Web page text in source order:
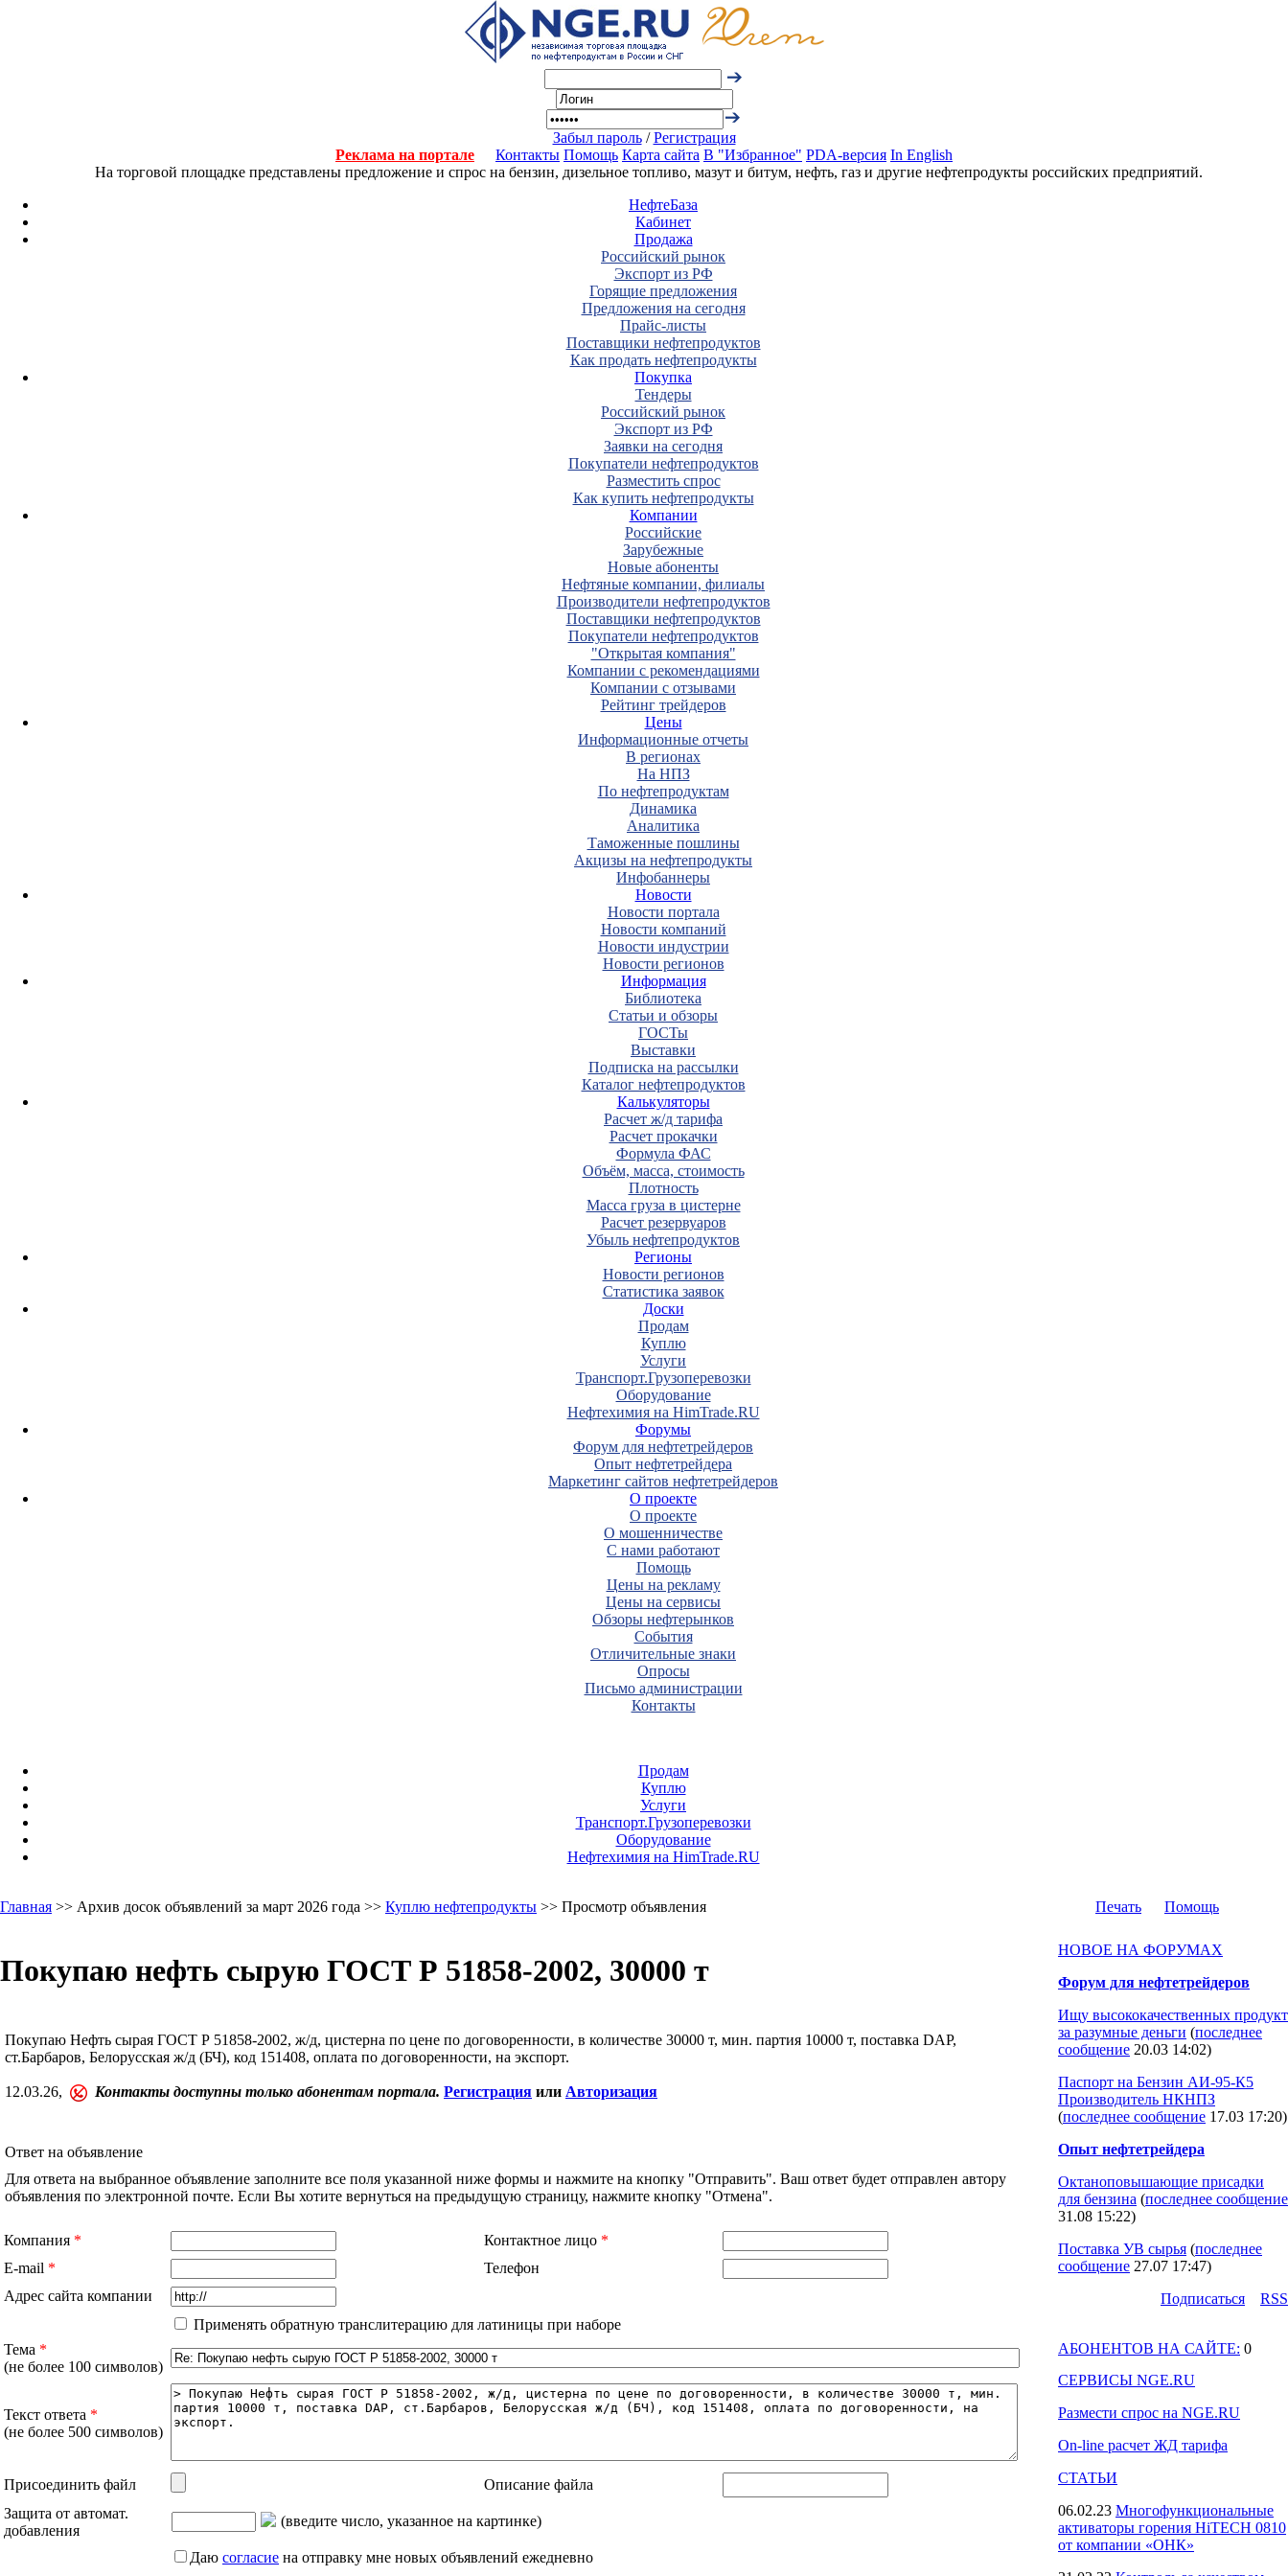
Забыл пароль/Регистрация
Реклама на портале
Контакты Помощь Карта сайта В "Избранное" PDA-версия In English
На торговой площадке представлены предложение и спрос на бензин, дизельное топливо, мазут и битум, нефть, газ и другие нефтепродукты российских предприятий.
НефтеБаза
Кабинет
Продажа
Российский рынок
Экспорт из РФ
Горящие предложения
Предложения на сегодня
Прайс-листы
Поставщики нефтепродуктов
Как продать нефтепродукты
Покупка
Тендеры
Российский рынок
Экспорт из РФ
Заявки на сегодня
Покупатели нефтепродуктов
Разместить спрос
Как купить нефтепродукты
Компании
Российские
Зарубежные
Новые абоненты
Нефтяные компании, филиалы
Производители нефтепродуктов
Поставщики нефтепродуктов
Покупатели нефтепродуктов
"Открытая компания"
Компании с рекомендациями
Компании с отзывами
Рейтинг трейдеров
Цены
Информационные отчеты
В регионах
На НПЗ
По нефтепродуктам
Динамика
Аналитика
Таможенные пошлины
Акцизы на нефтепродукты
Инфобаннеры
Новости
Новости портала
Новости компаний
Новости индустрии
Новости регионов
Информация
Библиотека
Статьи и обзоры
ГОСТы
Выставки
Подписка на рассылки
Каталог нефтепродуктов
Калькуляторы
Расчет ж/д тарифа
Расчет прокачки
Формула ФАС
Объём, масса, стоимость
Плотность
Масса груза в цистерне
Расчет резервуаров
Убыль нефтепродуктов
Регионы
Новости регионов
Статистика заявок
Доски
Продам
Куплю
Услуги
Транспорт.Грузоперевозки
Оборудование
Нефтехимия на HimTrade.RU
Форумы
Форум для нефтетрейдеров
Опыт нефтетрейдера
Маркетинг сайтов нефтетрейдеров
О проекте
О проекте
О мошенничестве
С нами работают
Помощь
Цены на рекламу
Цены на сервисы
Обзоры нефтерынков
События
Отличительные знаки
Опросы
Письмо администрации
Контакты
Продам
Куплю
Услуги
Транспорт.Грузоперевозки
Оборудование
Нефтехимия на HimTrade.RU
Главная >> Архив досок объявлений за март 2026 года >> Куплю нефтепродукты >> Просмотр объявления Печать Помощь
Покупаю нефть сырую ГОСТ Р 51858-2002, 30000 т
Покупаю Нефть сырая ГОСТ Р 51858-2002, ж/д, цистерна по цене по договоренности, в количестве 30000 т, мин. партия 10000 т, поставка DAP,
ст.Барбаров, Белорусская ж/д (БЧ), код 151408, оплата по договоренности, на экспорт.
12.03.26, Контакты доступны только абонентам портала. Регистрация или Авторизация
Ответ на объявление
Для ответа на выбранное объявление заполните все поля указанной ниже формы и нажмите на кнопку "Отправить". Ваш ответ будет отправлен автору
объявления по электронной почте. Если Вы хотите вернуться на предыдущую страницу, нажмите кнопку "Отмена".
Компания * Контактное лицо *
E-mail *
Телефон
Адрес сайта компании
Применять обратную транслитерацию для латиницы при наборе
Тема *
(не более 100 символов)
Текст ответа *
(не более 500 символов)
Присоединить файл
Описание файла
Защита от автомат.
добавления
(введите число, указанное на картинке)
Даю согласие на отправку мне новых объявлений ежедневно
НОВОЕ НА ФОРУМАХ
Форум для нефтетрейдеров
Ищу высококачественных продукт
за разумные деньги (последнее
сообщение 20.03 14:02)
Паспорт на Бензин АИ-95-К5
Производитель НКНПЗ
(последнее сообщение 17.03 17:20)
Опыт нефтетрейдера
Октаноповышающие присадки
для бензина (последнее сообщение
31.08 15:22)
Поставка УВ сырья (последнее
сообщение 27.07 17:47)
Подпиcаться
RSS
АБОНЕНТОВ НА САЙТЕ: 0
СЕРВИСЫ NGE.RU
Размести спрос на NGE.RU
On-line расчет ЖД тарифа
СТАТЬИ
06.02.23 Многофункциональные
активаторы горения HiTECH 0810
от компании «ОНК»